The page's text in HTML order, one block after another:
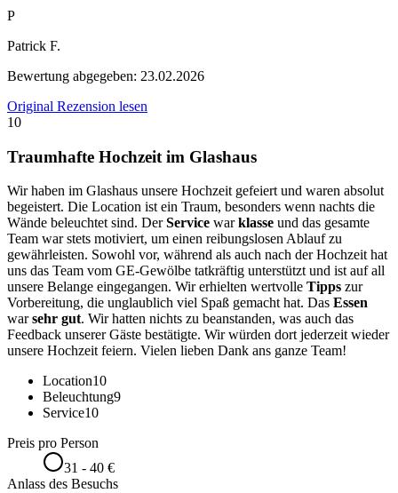
P
Patrick F.
Bewertung abgegeben: 23.02.2026
Original Rezension lesen
10
Traumhafte Hochzeit im Glashaus
Wir haben im Glashaus unsere Hochzeit gefeiert und waren absolut
begeistert. Die Location ist ein Traum, besonders wenn nachts die
Wände beleuchtet sind. DerService warklasse und das gesamte
Team war stets motiviert, um einen reibungslosen Ablauf zu
gewährleisten. Sowohl vor, während als auch nach der Hochzeit hat
uns das Team vom GE-Gewölbe tatkräftig unterstützt und ist auf all
unsere Belange eingegangen. Wir erhielten wertvolle Tipps zur
Vorbereitung, die unglaublich viel Spaß gemacht hat. Das Essen
warsehr gut. Wir hatten nichts zu beanstanden, was auch das
Feedback unserer Gäste bestätigte. Wir würden dort jederzeit wieder
unsere Hochzeit feiern. Vielen lieben Dank ans ganze Team!
Location10
Beleuchtung9
Service10
Preis pro Person
31 - 40 €
Anlass des Besuchs